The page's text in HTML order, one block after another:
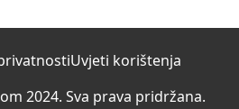
Uvjeti korištenja
2024. Sva prava pridržana.